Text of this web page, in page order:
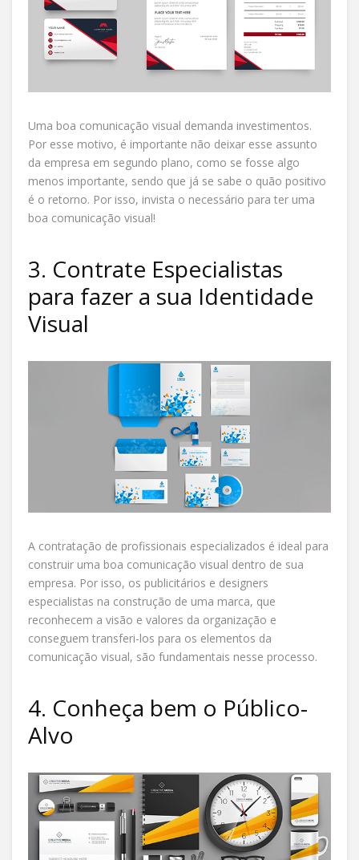
Uma boa comunicação visual demanda investimentos.
Por esse motivo, é importante não deixar esse assunto
da empresa em segundo plano, como se fosse algo
menos importante, sendo que já se sabe o quão positivo
é o retorno. Por isso, invista o necessário para ter uma
boa comunicação visual!
3. Contrate Especialistas
para fazer a sua Identidade
Visual
A contratação de profissionais especializados é ideal para
construir uma boa comunicação visual dentro de sua
empresa. Por isso, os publicitários e designers
especialistas na construção de uma marca, que
reconhecem a visão e valores da organização e
conseguem transferi-los para os elementos da
comunicação visual, são fundamentais nesse processo.
4. Conheça bem o Público-
Alvo